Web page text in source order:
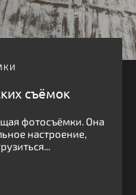
съёмок
фотосъёмки. Она
настроение,